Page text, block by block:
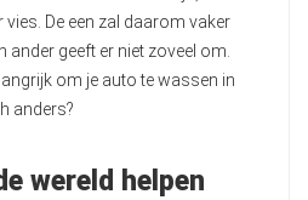
vies. De een zal daarom vaker
ander geeft er niet zoveel om.
om je auto te wassen in
anders?
wereld helpen